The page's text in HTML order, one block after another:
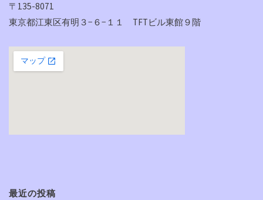
〒135-8071
東京都江東区有明３−６−１１ TFTビル東館９階
最近の投稿